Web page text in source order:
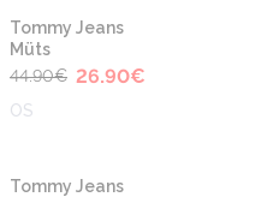
Tommy Jeans
Müts
44.90€ 26.90€
OS
Tommy Jeans